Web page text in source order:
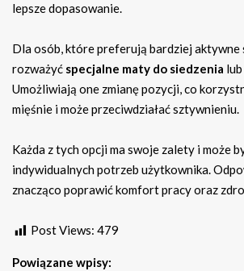
lepsze dopasowanie.
Dla osób, które preferują bardziej aktywne
rozważyć specjalne maty do siedzenia
Umożliwiają one zmianę pozycji, co
mięśnie i może przeciwdziałać sztywnieniu.
Każda z tych opcji ma swoje zalety i może
indywidualnych potrzeb użytkownika.
znacząco poprawić komfort pracy oraz
Post Views: 479
Powiązane wpisy: